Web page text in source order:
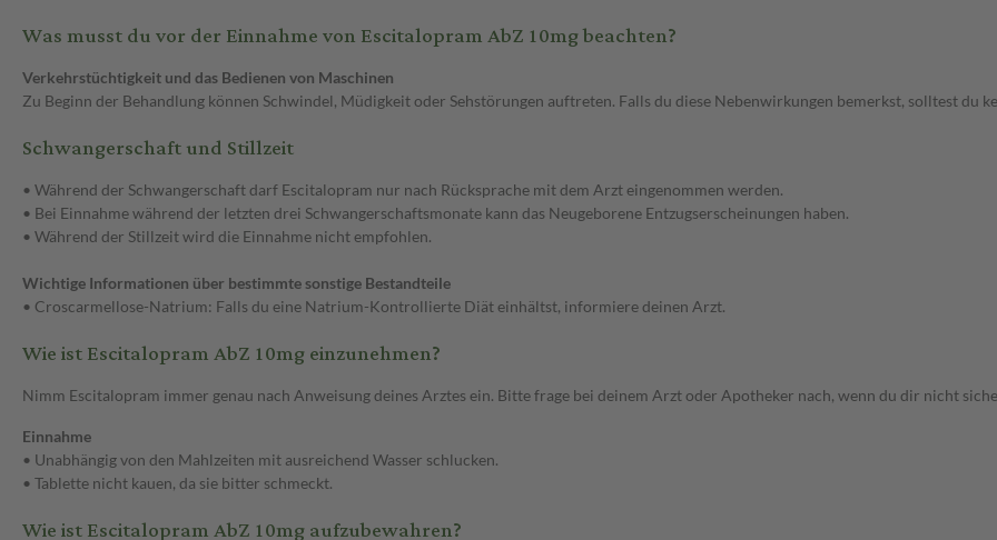
Was musst du vor der Einnahme von Escitalopram AbZ 10mg beachten?
Verkehrstüchtigkeit und das Bedienen von Maschinen
Zu Beginn der Behandlung können Schwindel, Müdigkeit oder Sehstörungen auftreten. Falls du diese Nebenwirkungen bemerkst, solltest du
Schwangerschaft und Stillzeit
• Während der Schwangerschaft darf Escitalopram nur nach Rücksprache mit dem Arzt eingenommen werden.
• Bei Einnahme während der letzten drei Schwangerschaftsmonate kann das Neugeborene Entzugserscheinungen haben.
• Während der Stillzeit wird die Einnahme nicht empfohlen.
Wichtige Informationen über bestimmte sonstige Bestandteile
• Croscarmellose-Natrium: Falls du eine Natrium-Kontrollierte Diät einhältst, informiere deinen Arzt.
Wie ist Escitalopram AbZ 10mg einzunehmen?
Nimm Escitalopram immer genau nach Anweisung deines Arztes ein. Bitte frage bei deinem Arzt oder Apotheker nach, wenn du dir nicht
Einnahme
• Unabhängig von den Mahlzeiten mit ausreichend Wasser schlucken.
• Tablette nicht kauen, da sie bitter schmeckt.
Wie ist Escitalopram AbZ 10mg aufzubewahren?